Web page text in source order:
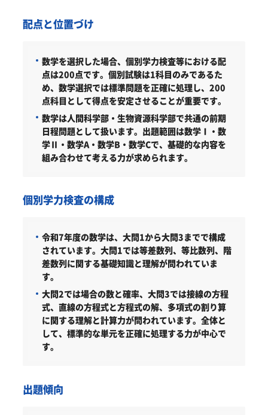
配点と位置づけ
数学を選択した場合、個別学力検査等における配
点は200点です。個別試験は1科目のみであるた
め、数学選択では標準問題を正確に処理し、200
点科目として得点を安定させることが重要です。
数学は人間科学部・生物資源科学部で共通の前期
日程問題として扱います。出題範囲は数学Ⅰ・数
学Ⅱ・数学A・数学B・数学Cで、基礎的な内容を
組み合わせて考える力が求められます。
個別学力検査の構成
令和7年度の数学は、大問1から大問3までで構成
されています。大問1では等差数列、等比数列、階
差数列に関する基礎知識と理解が問われていま
す。
大問2では場合の数と確率、大問3では接線の方程
式、直線の方程式と方程式の解、多項式の割り算
に関する理解と計算力が問われています。全体と
して、標準的な単元を正確に処理する力が中心で
す。
出題傾向